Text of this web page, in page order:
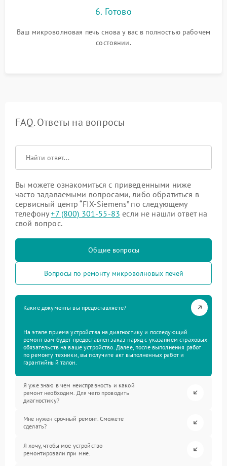
6. Готово
Ваш микроволновая печь снова у вас в полностью рабочем
состоянии.
FAQ. Ответы на вопросы
Вы можете ознакомиться с приведенными ниже
часто задаваемыми вопросами, либо обратиться в
сервисный центр “FIX-Siemens” по следующему
телефону+7 (800) 301-55-83 если не нашли ответ на
свой вопрос.
Общие вопросы
Вопросы по ремонту микроволновых печей
Какие документы вы предоставляете?
На этапе приема устройства на диагностику и последующий
ремонт вам будет предоставлен заказ-наряд с указанием страховых
обязательств на ваше устройство. Далее, после выполнения работ
по ремонту техники, вы получите акт выполненных работ и
гарантийный талон.
Я уже знаю в чем неисправность и какой
ремонт необходим. Для чего проводить
диагностику?
Мне нужен срочный ремонт. Сможете
сделать?
Я хочу, чтобы мое устройство
ремонтировали при мне.